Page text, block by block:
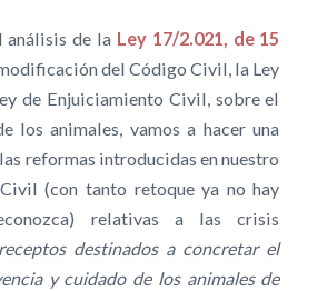
análisis de la Ley 17/2.021, de 15
del Código Civil, la Ley
de Enjuiciamiento Civil, sobre el
los animales, vamos a hacer una
reformas introducidas en nuestro
(con tanto retoque ya no hay
relativas a las crisis
destinados a concretar el
y cuidado de los animales de